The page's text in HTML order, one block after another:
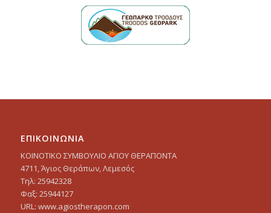
ΕΠΙΚΟΙΝΩΝΙΑ
ΚΟΙΝΟΤΙΚΟ ΣΥΜΒΟΥΛΙΟ ΑΓΙΟΥ ΘΕΡΑΠΟΝΤΑ
4711, Άγιος Θεράπων, Λεμεσός
Τηλ: 25942328
Φαξ: 25944127
URL: www.agiostherapon.com